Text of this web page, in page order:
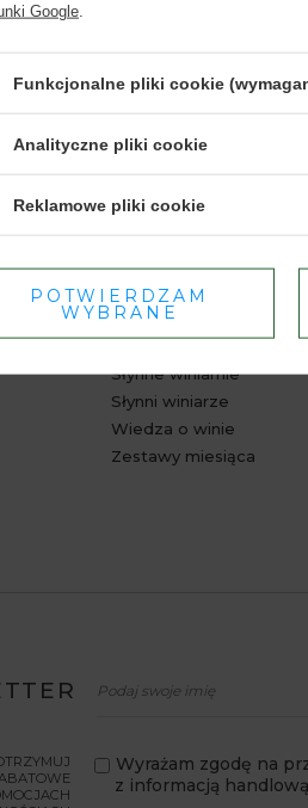
BAZA WIEDZY
Słynne winiarnie
Słynni winiarze
Wiedza o winie
Zestawy miesiąca
Wyrażam zgodę na
z informacją
Czy
Google
Funkcjonalne pliki cookie
Analityczne pliki cookie
Reklamowe pliki cookie
POTWIERDZAM
WYBRANE